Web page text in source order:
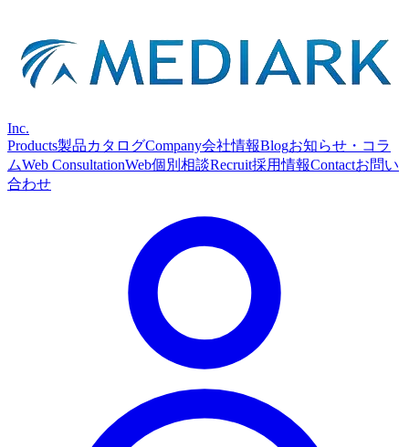
Inc.
Products製品カタログCompany会社情報Blogお知らせ・コラ
ムWeb ConsultationWeb個別相談Recruit採用情報Contactお問い
合わせ